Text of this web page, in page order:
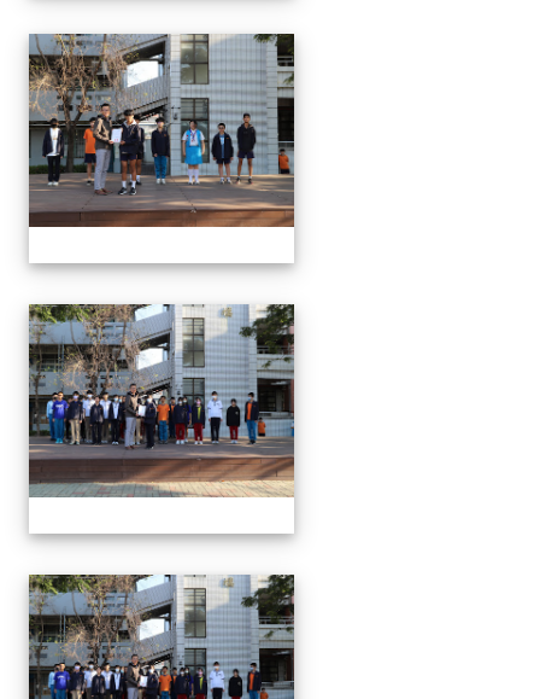
1150312 114上第3次段考
1150312 114上第3次段考
1150312 114上第3次段考